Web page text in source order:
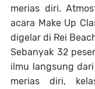
merias diri.
acara Make Up
digelar di Rei
Sebanyak 32
ilmu langsung
merias diri,